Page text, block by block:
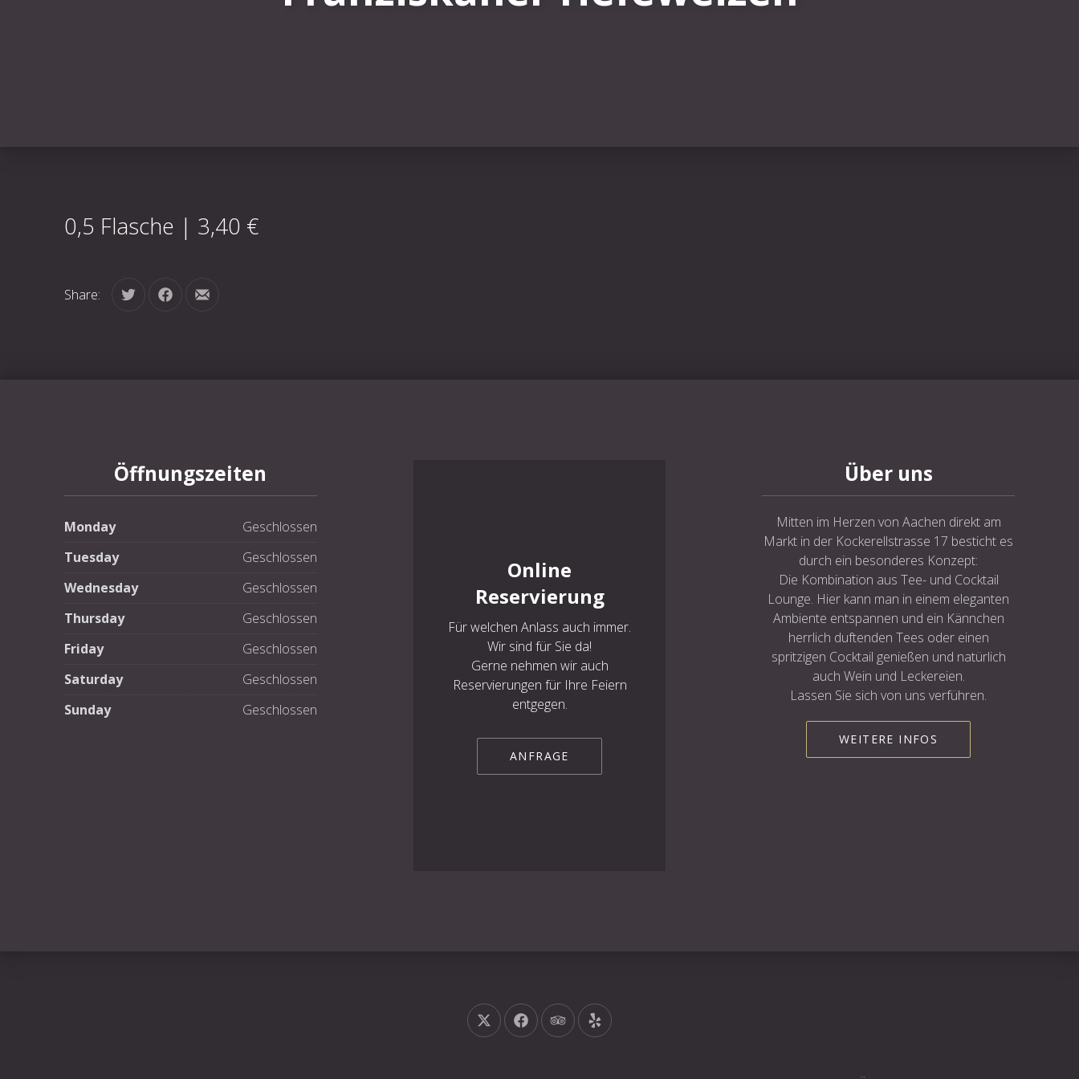
0,5 Flasche | 3,40 €
Share: Tweet Share on Facebook
Share by Email
Öffnungszeiten
Monday
Geschlossen
Tuesday
Geschlossen
Wednesday
Geschlossen
Thursday
Geschlossen
Friday
Geschlossen
Saturday
Geschlossen
Sunday
Geschlossen
Online
Reservierung
Für welchen Anlass auch immer.
Wir sind für Sie da!
Gerne nehmen wir auch
Reservierungen für Ihre Feiern
entgegen.
ANFRAGE
Über uns
Mitten im Herzen von Aachen direkt am
Markt in der Kockerellstrasse 17 besticht es
durch ein besonderes Konzept:
Die Kombination aus Tee- und Cocktail
Lounge. Hier kann man in einem eleganten
Ambiente entspannen und ein Kännchen
herrlich duftenden Tees oder einen
spritzigen Cocktail genießen und natürlich
auch Wein und Leckereien.
Lassen Sie sich von uns verführen.
WEITERE INFOS
Neues Fenster
Neues Fenster
Neues FensterNeues Fenster